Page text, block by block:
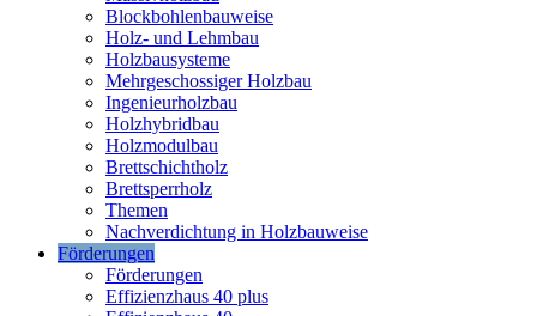
Blockbohlenbauweise
Holz- und Lehmbau
Holzbausysteme
Mehrgeschossiger Holzbau
Ingenieurholzbau
Holzhybridbau
Holzmodulbau
Brettschichtholz
Brettsperrholz
Themen
Nachverdichtung in Holzbauweise
Förderungen
Förderungen
Effizienzhaus 40 plus